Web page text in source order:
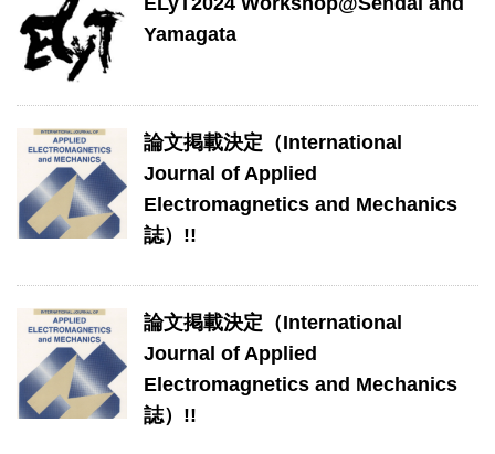
Yamagata
論文掲載決定（International
Journal of Applied
Electromagnetics and Mechanics
誌）!!
論文掲載決定（International
Journal of Applied
Electromagnetics and Mechanics
誌）!!